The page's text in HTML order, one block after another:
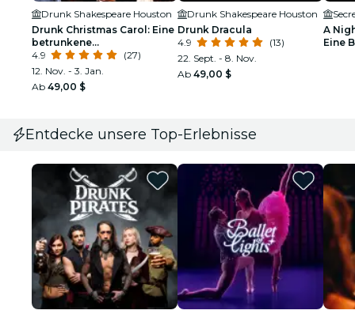
Drunk Shakespeare Houston
Drunk Christmas Carol: Eine
betrunkene
Feiertagskomödie
4.9
(27)
12. Nov. - 3. Jan.
Ab 49,00 $
Drunk Shakespeare Houston
Drunk Dracula
4.9
(13)
22. Sept. - 8. Nov.
Ab 49,00 $
A
Eine
Entdecke unsere Top-Erlebnisse